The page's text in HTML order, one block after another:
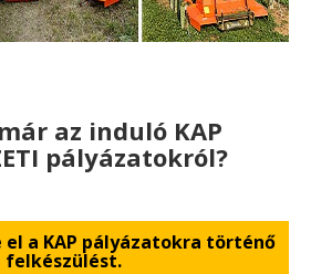
az induló KAP
pályázatokról?
a KAP pályázatokra történő
felkészülést.